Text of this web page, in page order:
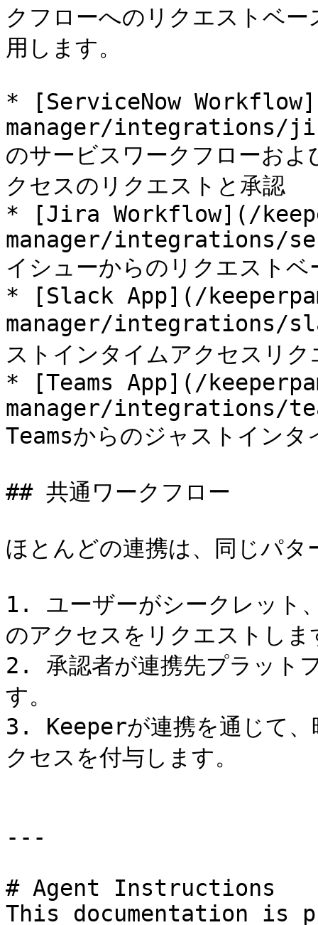
クフローへのリクエストベ
用します。
* [ServiceNow
manager/integrations/
のサービスワークフローお
クセスのリクエストと承認
* [Jira Workflow](/
manager/integrations/
イシューからのリクエスト
* [Slack App](/
manager/integrations/
ストインタイムアクセスリク
* [Teams App](/
manager/integrations/
Teamsからのジャストイン
## 共通ワークフロー
ほとんどの連携は、同じパタ
1. ユーザーがシークレット
のアクセスをリクエストしま
2. 承認者が連携先プラット
す。
3. Keeperが連携を通じて、
クセスを付与します。
---
# Agent Instructions
This documentation is